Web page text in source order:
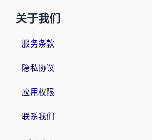
关于我们
服务条款
隐私协议
应用权限
联系我们